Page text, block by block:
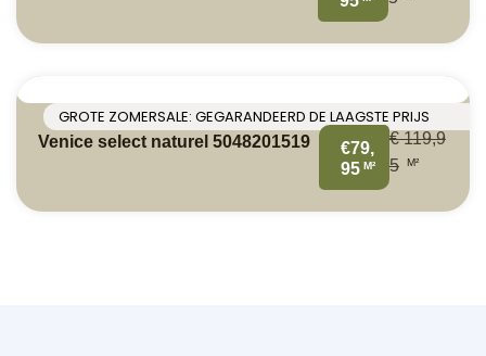
GROTE ZOMERSALE: GEGARANDEERD DE LAAGSTE PRIJS
Venice select naturel 5048201519
€79,
95 M²
€119,9
5
M²